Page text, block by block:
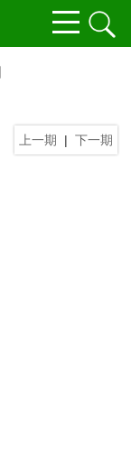
上一期 | 下一期